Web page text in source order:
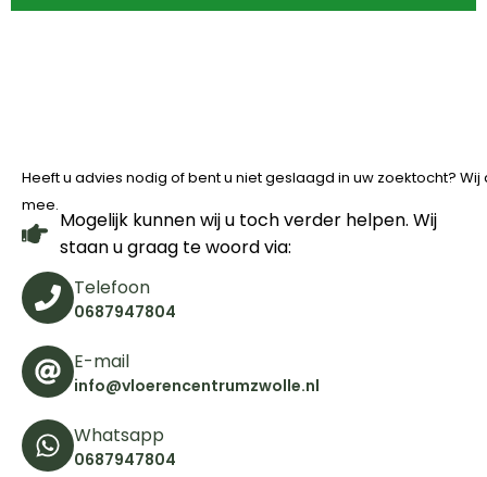
Heeft u advies nodig of bent u niet geslaagd in uw zoektocht?
mee.
Mogelijk kunnen wij u toch verder helpen. Wij
staan u graag te woord via:
Telefoon
0687947804
E-mail
info@vloerencentrumzwolle.nl
Whatsapp
0687947804